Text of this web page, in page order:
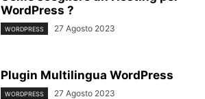
WordPress ?
WORDPRESS 27 Agosto 2023
Plugin Multilingua WordPress
WORDPRESS 27 Agosto 2023